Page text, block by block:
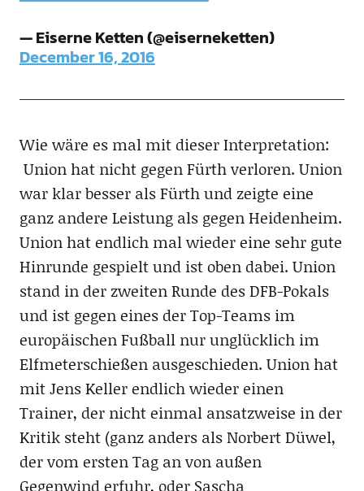
— Eiserne Ketten (@eiserneketten)
December 16, 2016
Wie wäre es mal mit dieser Interpretation:
Union hat nicht gegen Fürth verloren. Union
war klar besser als Fürth und zeigte eine
ganz andere Leistung als gegen Heidenheim.
Union hat endlich mal wieder eine sehr gute
Hinrunde gespielt und ist oben dabei. Union
stand in der zweiten Runde des DFB-Pokals
und ist gegen eines der Top-Teams im
europäischen Fußball nur unglücklich im
Elfmeterschießen ausgeschieden. Union hat
mit Jens Keller endlich wieder einen
Trainer, der nicht einmal ansatzweise in der
Kritik steht (ganz anders als Norbert Düwel,
der vom ersten Tag an von außen
Gegenwind erfuhr, oder Sascha